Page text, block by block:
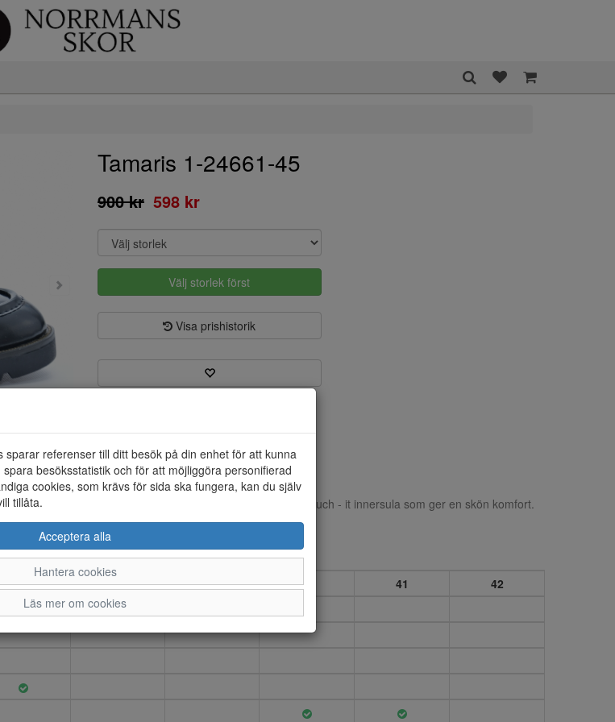
Tamaris 1-24661-45
900 kr 598 kr
Välj storlek först
Visa prishistorik
Material: Syntet
Färg: Svart
Loafer i syntet och innerfodret är i textil. Touch - it innersula som ger en skön komfort.
37 38 39 40 41
42
sparar referenser till ditt besök på din enhet för att kunna
besöksstatistik och för att möjliggöra personifierad
cookies, som krävs för sida ska fungera, kan du själv
tillåta.
Acceptera alla
Hantera cookies
Läs mer om cookies